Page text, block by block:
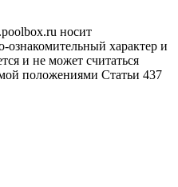
носит
характер и
и не может считаться
положениями Статьи 437